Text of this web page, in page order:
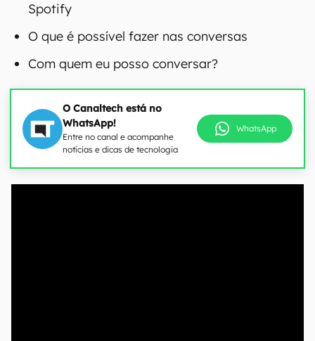
Spotify
O que é possível fazer nas conversas
Com quem eu posso conversar?
O Canaltech está no
WhatsApp!
Entre no canal e acompanhe
notícias e dicas de tecnologia
WhatsApp